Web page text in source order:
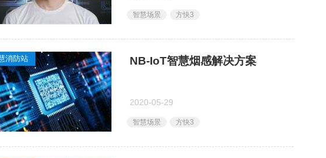
智慧场景 方快3
消防站 NB-IoT智慧烟感解决方案
2020-05-29
智慧场景 方快3